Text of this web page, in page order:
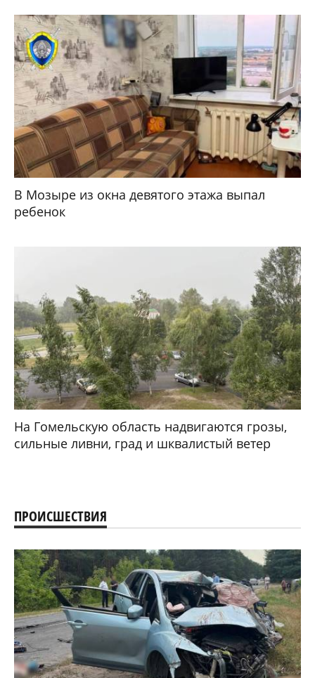
В Мозыре из окна девятого этажа выпал
ребенок
На Гомельскую область надвигаются грозы,
сильные ливни, град и шквалистый ветер
ПРОИСШЕСТВИЯ